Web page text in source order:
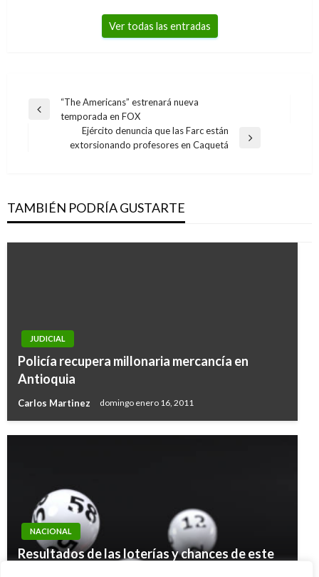
Ver todas las entradas
Navegación
entradas
Entrada
“The Americans” estrenará nueva
temporada en FOX
Entrada
Ejército denuncia que las Farc están
extorsionando profesores en Caquetá
TAMBIÉN PODRÍA GUSTARTE
JUDICIAL
Policía recupera millonaria mercancía en
Antioquia
Carlos Martinez domingo enero 16, 2011
NACIONAL
Resultados de las loterías y chances de este
NACIONAL
NACIONAL
En lo corrido de 2019 se ha gestionado cerca